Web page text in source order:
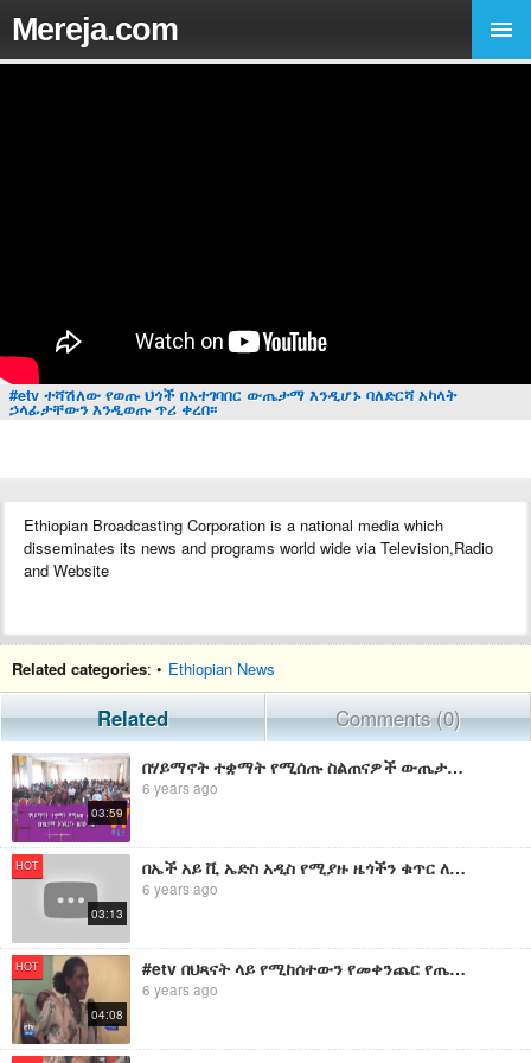
Mereja.com
#etv ተሻሽለው የወጡ ህጎች በአተገባበር ውጤታማ እንዲሆኑ ባለድርሻ አካላት
ኃላፊታቸውን እንዲወጡ ጥሪ ቀረበ፡፡
Ethiopian Broadcasting Corporation is a national media which
disseminates its news and programs world wide via Television,Radio
and Website
Related categories: • Ethiopian News
Related Comments (0)
03:59
በሃይማኖት ተቋማት የሚሰጡ ስልጠናዎች ውጤታማ እንዲሆኑ ሊጠኑ ነዉ
6 years ago
HOT
03:13
በኤች አይ ቪ ኤድስ አዲስ የሚያዙ ዜጎችን ቁጥር ለመቀነስ ባለድርሻ አካላት በትኩረት ሊሰሩ እንደሚገባ ተገለፀ
6 years ago
HOT
04:08
#etv በህጻናት ላይ የሚከሰተውን የመቀንጨር የጤና ችግር ለመፍታት በሚደረገው ጥረት ውስጥ ባለድርሻ አካላት በቅንጅት ሊሰሩ ይገባል ተባለ፡፡
6 years ago